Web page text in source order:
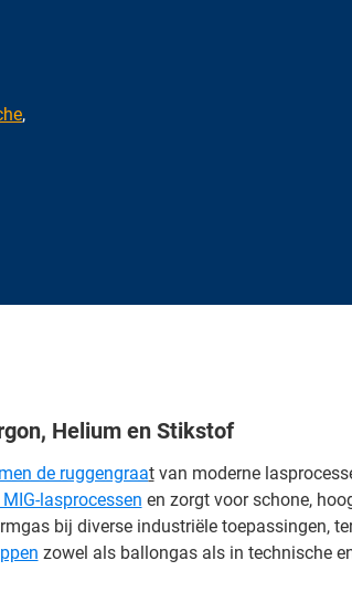
,
Helium en Stikstof
de ruggengraatvan moderne
lasprocessen en zorgt voor schone,
bij diverse industriële toepassingen,
zowel als ballongas als in technische